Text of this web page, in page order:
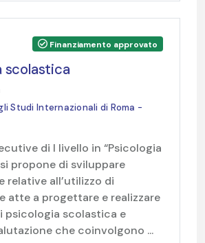
scolastica
Studi Internazionali di Roma -
Finanziamento approvato
di I livello in “Psicologia
propone di sviluppare
relative all’utilizzo di
atte a progettare e realizzare
psicologia scolastica e
che coinvolgono ...